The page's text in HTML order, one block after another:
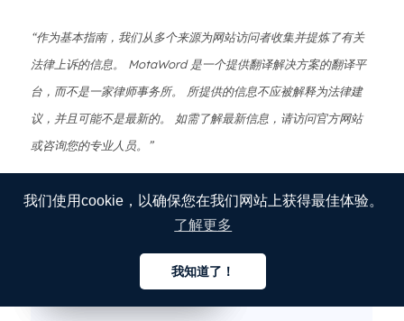
我们使用cookie，以确保您在我们网站上获得最佳体验。
了解更多
我知道了！
“作为基本指南，我们从多个来源为网站访问者收集并提炼了有关
法律上诉的信息。 MotaWord 是一个提供翻译解决方案的翻译平
台，而不是一家律师事务所。 所提供的信息不应被解释为法律建
议，并且可能不是最新的。 如需了解最新信息，请访问官方网站
或咨询您的专业人员。”
发布于 2023 年 10 月 25 日
中文
中文
中文